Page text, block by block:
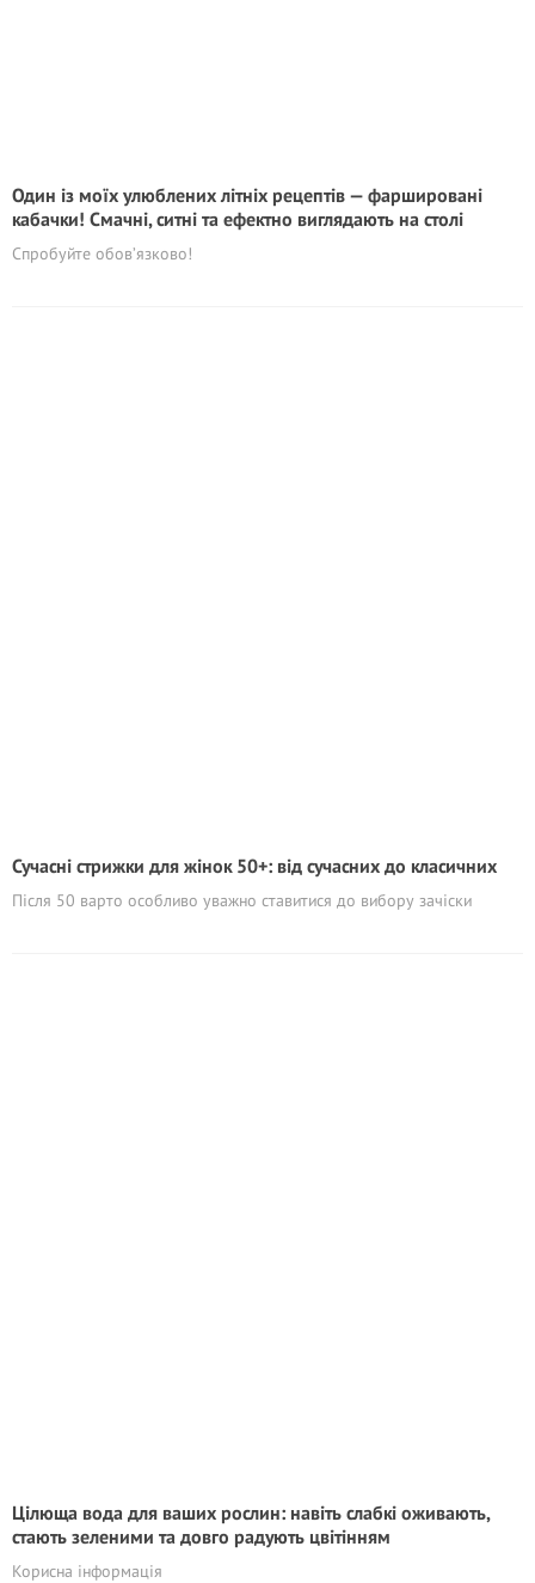
Один із моїх улюблених літніх рецептів — фаршировані
кабачки! Смачні, ситні та ефектно виглядають на столі
Спробуйте обов’язково!
Сучасні стрижки для жінок 50+: від сучасних до класичних
Після 50 варто особливо уважно ставитися до вибору зачіски
Цілюща вода для ваших рослин: навіть слабкі оживають,
стають зеленими та довго радують цвітінням
Корисна інформація